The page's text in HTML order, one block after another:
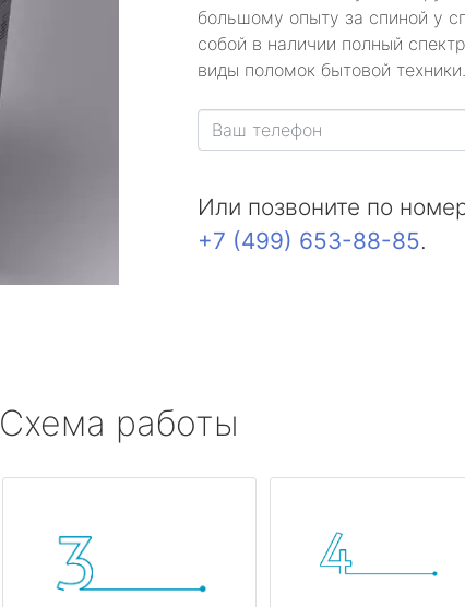
большому опыту за спиной у
собой в наличии полный
виды поломок бытовой техники.
Или позвоните по
+7 (499) 653-88-85.
Схема работы